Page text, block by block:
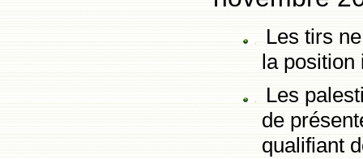
Les tirs
la position
Les
de
qualifiant